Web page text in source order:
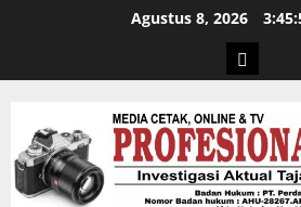
Agustus 8, 2026